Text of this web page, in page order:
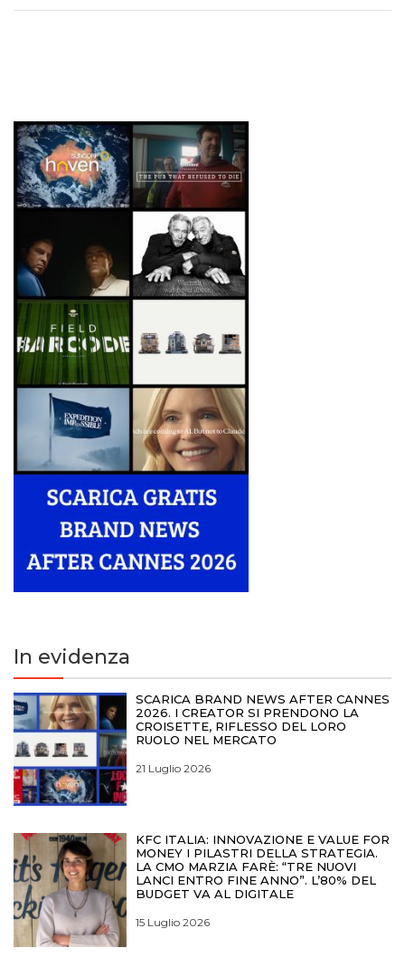
In evidenza
SCARICA BRAND NEWS AFTER CANNES
2026. I CREATOR SI PRENDONO LA
CROISETTE, RIFLESSO DEL LORO
RUOLO NEL MERCATO
21 Luglio 2026
KFC ITALIA: INNOVAZIONE E VALUE FOR
MONEY I PILASTRI DELLA STRATEGIA.
LA CMO MARZIA FARÈ: “TRE NUOVI
LANCI ENTRO FINE ANNO”. L’80% DEL
BUDGET VA AL DIGITALE
15 Luglio 2026